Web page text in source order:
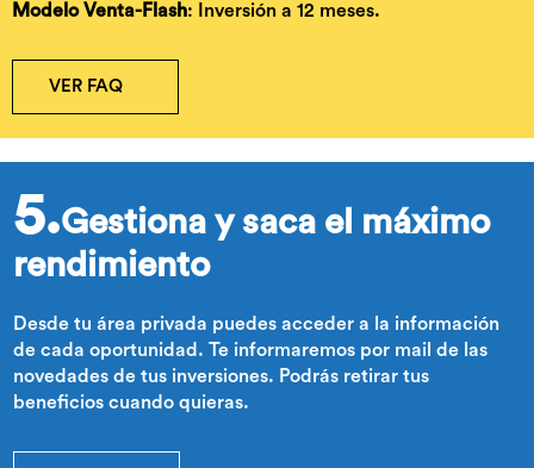
Modelo Venta-Flash: Inversión a 12 meses.
VER FAQ
5.Gestiona y saca el máximo
rendimiento
Desde tu área privada puedes acceder a la información
de cada oportunidad. Te informaremos por mail de las
novedades de tus inversiones. Podrás retirar tus
beneficios cuando quieras.